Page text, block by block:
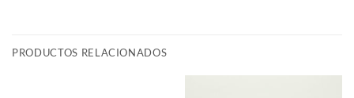
PRODUCTOS RELACIONADOS